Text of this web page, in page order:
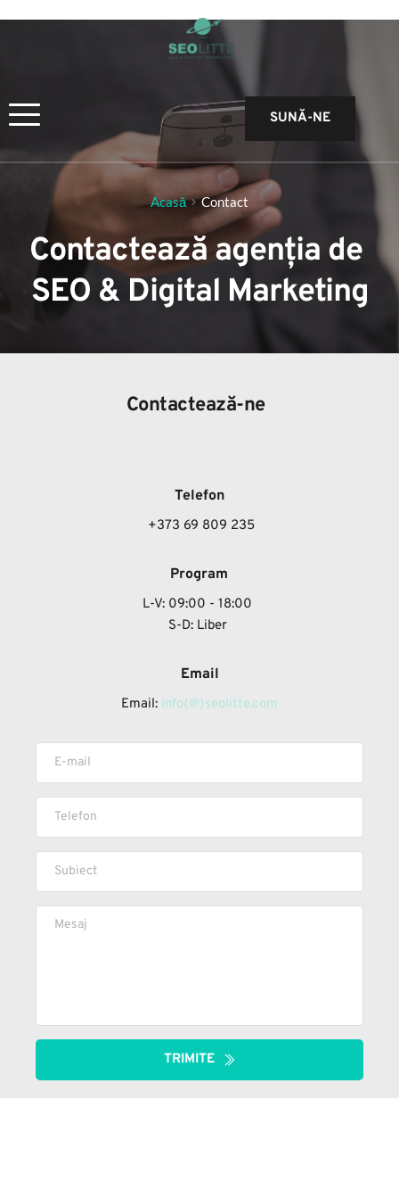
SUNĂ-NE
Acasă Contact
Contactează agenția de
SEO & Digital Marketing
Contactează-ne
Telefon
+373 69 809 235
Program
L-V: 09:00 - 18:00
S-D: Liber
Email
Email: info{@}seolitte.com
TRIMITE